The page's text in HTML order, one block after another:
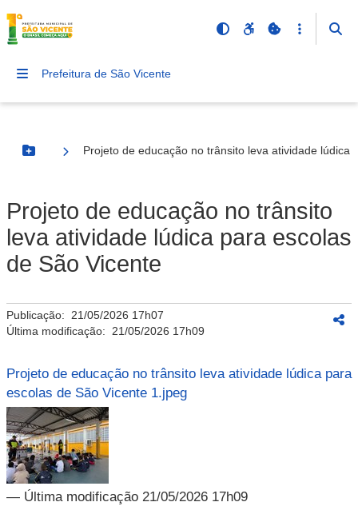
Prefeitura de São Vicente
Botão Menu
Projeto de educação no trânsito leva atividade lúdica
Projeto de educação no trânsito
leva atividade lúdica para escolas
de São Vicente
Publicação: 21/05/2026 17h07
Última modificação: 21/05/2026 17h09
Projeto de educação no trânsito leva atividade lúdica para
escolas de São Vicente 1.jpeg
— Última modificação 21/05/2026 17h09